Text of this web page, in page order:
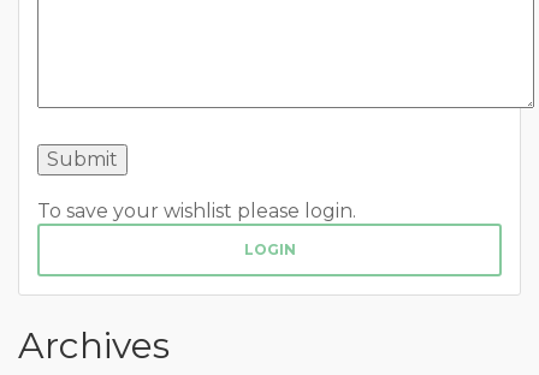
To save your wishlist please login.
LOGIN
Archives